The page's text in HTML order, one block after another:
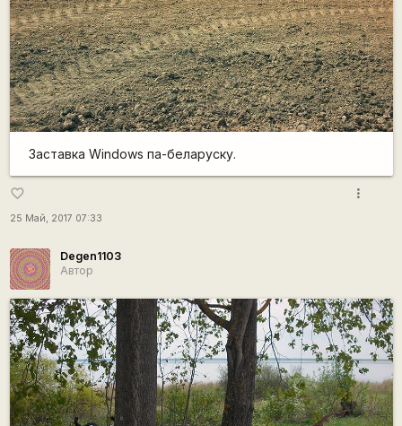
Заставка Windows па-беларуску.
favorite_border
25 Май, 2017 07:33
more_vert
Degen1103
Автор